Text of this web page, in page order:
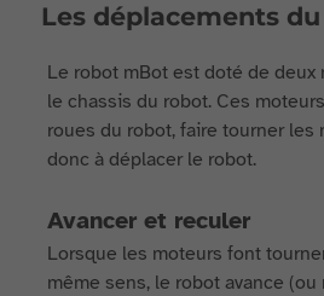
Les déplacements
Le robot mBot est doté de
le chassis du robot. Ces
roues du robot, faire tourner les
donc à déplacer le robot.
Avancer et reculer
Lorsque les moteurs font
même sens, le robot avance